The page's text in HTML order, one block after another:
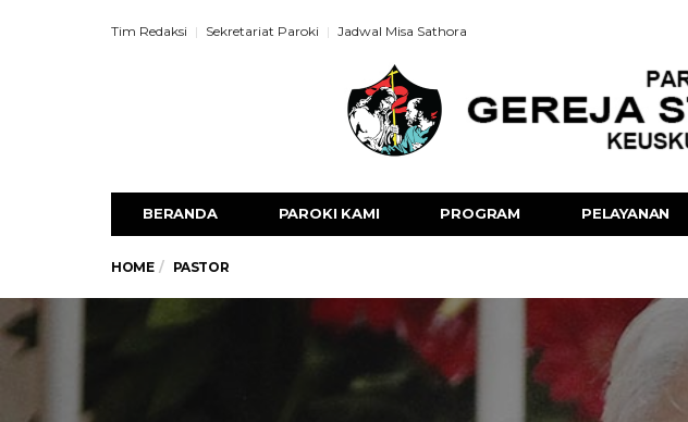
Tim Redaksi Sekretariat Paroki Jadwal Misa Sathora
BERANDA PAROKI KAMI PROGRAM PELAYANAN
HOME PASTOR